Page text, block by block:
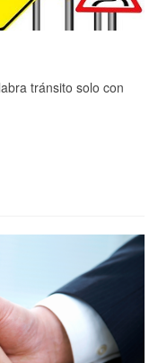
tránsito solo con